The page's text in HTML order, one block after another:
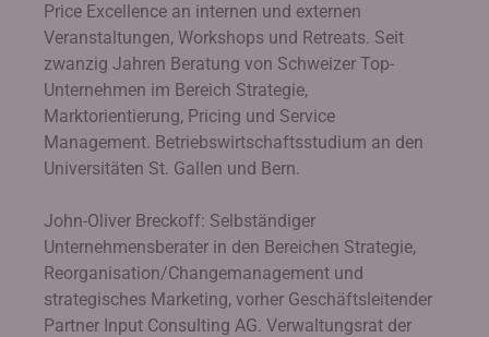
Price Excellence an internen und externen
Veranstaltungen, Workshops und Retreats. Seit
zwanzig Jahren Beratung von Schweizer Top-
Unternehmen im Bereich Strategie,
Marktorientierung, Pricing und Service
Management. Betriebswirtschaftsstudium an den
Universitäten St. Gallen und Bern.
John-Oliver Breckoff: Selbständiger
Unternehmensberater in den Bereichen Strategie,
Reorganisation/Changemanagement und
strategisches Marketing, vorher Geschäftsleitender
Partner Input Consulting AG. Verwaltungsrat der